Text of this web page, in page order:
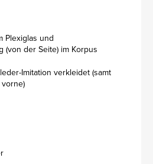
Plexiglas und
(von der Seite) im Korpus
Imitation verkleidet (samt